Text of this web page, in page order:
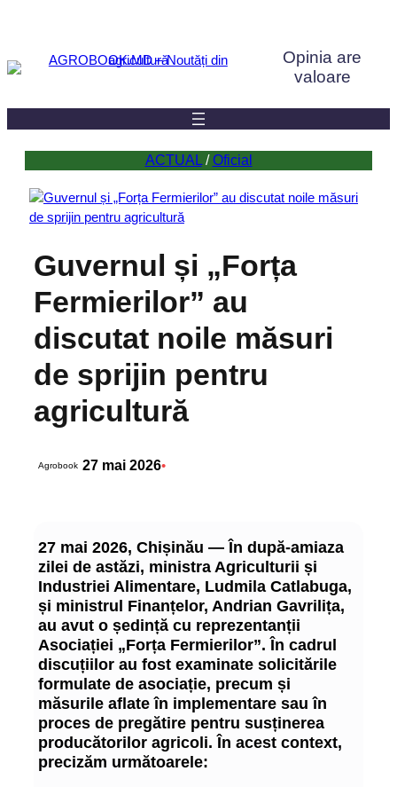
conținut
Opinia are
valoare
ACTUAL / Oficial
Guvernul și „Forța
Fermierilor” au
discutat noile măsuri
de sprijin pentru
agricultură
Agrobook 27 mai 2026•
27 mai 2026, Chișinău — În după-amiaza
zilei de astăzi, ministra Agriculturii și
Industriei Alimentare, Ludmila Catlabuga,
și ministrul Finanțelor, Andrian Gavrilița,
au avut o ședință cu reprezentanții
Asociației „Forța Fermierilor”. În cadrul
discuțiilor au fost examinate solicitările
formulate de asociație, precum și
măsurile aflate în implementare sau în
proces de pregătire pentru susținerea
producătorilor agricoli. În acest context,
precizăm următoarele: